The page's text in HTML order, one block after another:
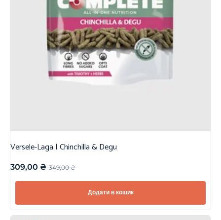
Versele-Laga | Chinchilla & Degu
349,00₴
309,00 ₴
Додати в кошик